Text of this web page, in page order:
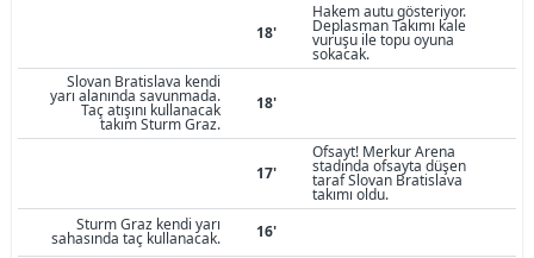
18'
Hakem autu gösteriyor.
Deplasman Takımı kale
vuruşu ile topu oyuna
sokacak.
Slovan Bratislava kendi
yarı alanında savunmada.
Taç atışını kullanacak
takım Sturm Graz.
18'
17'
Ofsayt! Merkur Arena
stadında ofsayta düşen
taraf Slovan Bratislava
takımı oldu.
Sturm Graz kendi yarı
sahasında taç kullanacak. 16'